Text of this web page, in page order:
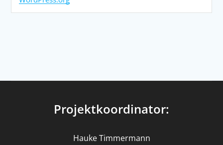
Projektkoordinator:
Hauke Timmermann